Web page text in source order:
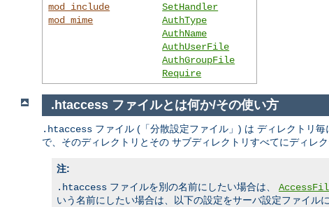
mod_include
mod_mime
SetHandler
AuthType
AuthName
AuthUserFile
AuthGroupFile
Require
.htaccess ファイルとは何か/その使い方
.htaccess ファイル (「分散設定ファイル」) は ディレクトリ
で、そのディレクトリとその サブディレクトリすべてにディレ
注:
.htaccess ファイルを別の名前にしたい場合は、
いう名前にしたい場合は、以下の設定をサーバ設定ファイル